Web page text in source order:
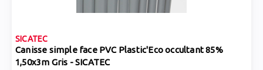
SICATEC
Canisse simple face PVC Plastic'Eco occultant 85%
1,50x3m Gris - SICATEC